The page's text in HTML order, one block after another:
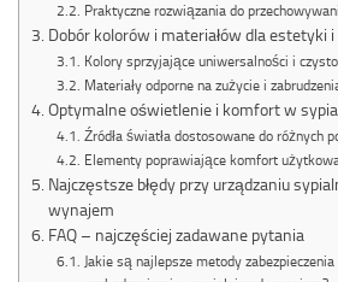
Praktyczne rozwiązania do
Dobór kolorów i materiałów dla estetyki
Kolory sprzyjające uniwersalności i
Materiały odporne na zużycie i
Optymalne oświetlenie i komfort w
Źródła światła dostosowane do różnych
Elementy poprawiające komfort
Najczęstsze błędy przy urządzaniu
wynajem
FAQ – najczęściej zadawane pytania
Jakie są najlepsze metody zabezpieczenia